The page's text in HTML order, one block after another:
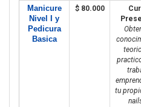
Manicure
Nivel I y
Pedicura
Basica
$ 80.000
tu